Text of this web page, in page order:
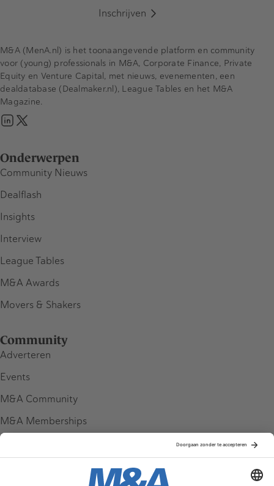
Inschrijven
Onderwerpen
Community Nieuws
Dealflash
Insights
Interview
League Tables
M&A Awards
Movers & Shakers
Community
Adverteren
Events
M&A Community
M&A Memberships
M&A (MenA.nl) is het toonaangevende platform en community
voor (young) professionals in M&A, Corporate Finance, Private
Equity en Venture Capital, met nieuws, evenementen, een
dealdatabase (Dealmaker.nl), League Tables en het M&A
Magazine.